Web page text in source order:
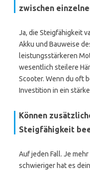
zwischen
Ja, die Steigfähigkeit
Akku und Bauweise
leistungsstärkeren
wesentlich steilere
Scooter. Wenn du oft
Investition in ein
Können
Steigfähigkeit
Auf jeden Fall. Je
schwieriger hat es